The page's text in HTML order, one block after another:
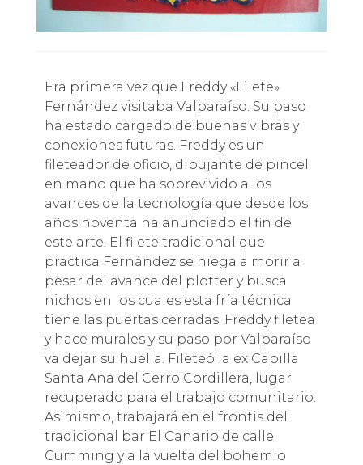
Era primera vez que Freddy «Filete»
Fernández visitaba Valparaíso. Su paso
ha estado cargado de buenas vibras y
conexiones futuras. Freddy es un
fileteador de oficio, dibujante de pincel
en mano que ha sobrevivido a los
avances de la tecnología que desde los
años noventa ha anunciado el fin de
este arte. El filete tradicional que
practica Fernández se niega a morir a
pesar del avance del plotter y busca
nichos en los cuales esta fría técnica
tiene las puertas cerradas. Freddy filetea
y hace murales y su paso por Valparaíso
va dejar su huella. Fileteó la ex Capilla
Santa Ana del Cerro Cordillera, lugar
recuperado para el trabajo comunitario.
Asimismo, trabajará en el frontis del
tradicional bar El Canario de calle
Cumming y a la vuelta del bohemio